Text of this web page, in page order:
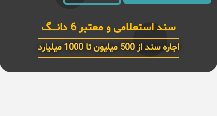
سند استعلامی و معتبر 6 دانـــگ
اجاره سند از 500 میلیون تا 1000 میلیارد